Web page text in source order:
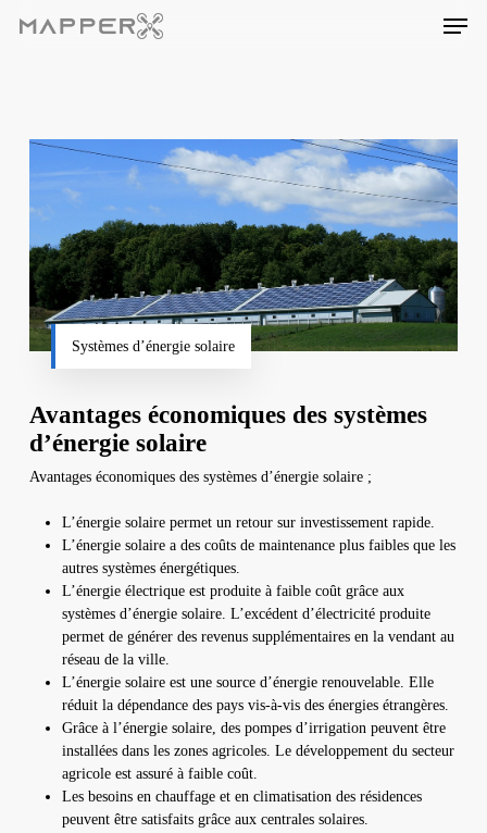
Menu
Systèmes d’énergie solaire
Avantages économiques des systèmes
d’énergie solaire
Avantages économiques des systèmes d’énergie solaire ;
L’énergie solaire permet un retour sur investissement rapide.
L’énergie solaire a des coûts de maintenance plus faibles que les
autres systèmes énergétiques.
L’énergie électrique est produite à faible coût grâce aux
systèmes d’énergie solaire. L’excédent d’électricité produite
permet de générer des revenus supplémentaires en la vendant au
réseau de la ville.
L’énergie solaire est une source d’énergie renouvelable. Elle
réduit la dépendance des pays vis-à-vis des énergies étrangères.
Grâce à l’énergie solaire, des pompes d’irrigation peuvent être
installées dans les zones agricoles. Le développement du secteur
agricole est assuré à faible coût.
Les besoins en chauffage et en climatisation des résidences
peuvent être satisfaits grâce aux centrales solaires.